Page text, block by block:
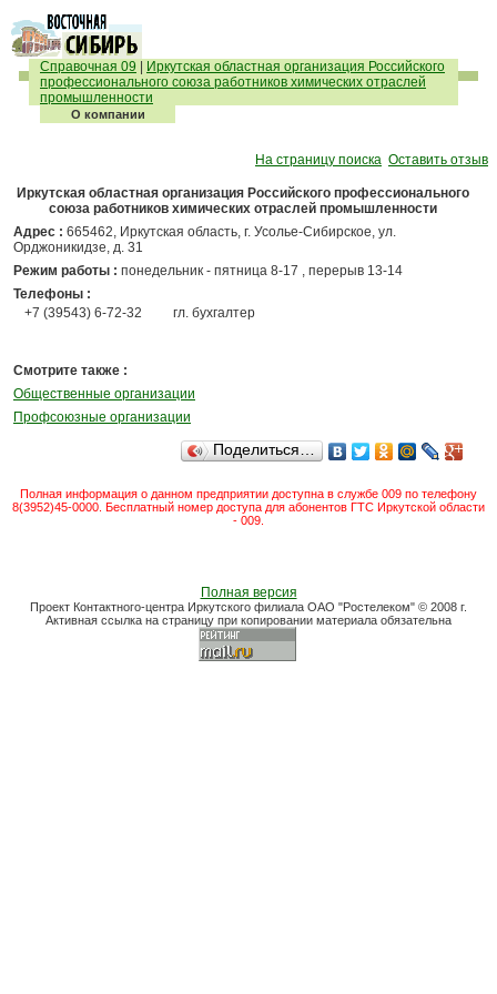
Справочная 09
Иркутская областная организация Российского
профессионального союза работников химических отраслей
промышленности
О компании
На страницу поиска Оставить отзыв
Иркутская областная организация Российского профессионального
союза работников химических отраслей промышленности
Адрес : 665462, Иркутская область, г. Усолье-Сибирское, ул.
Орджоникидзе, д. 31
Режим работы : понедельник - пятница 8-17 , перерыв 13-14
Телефоны :
+7 (39543) 6-72-32
гл. бухгалтер
Смотрите также :
Общественные организации
Профсоюзные организации
Поделиться…
Полная информация о данном предприятии доступна в службе 009 по телефону
8(3952)45-0000. Бесплатный номер доступа для абонентов ГТС Иркутской области
- 009.
Полная версия
Проект Контактного-центра Иркутского филиала ОАО "Ростелеком" © 2008 г.
Активная ссылка на страницу при копировании материала обязательна